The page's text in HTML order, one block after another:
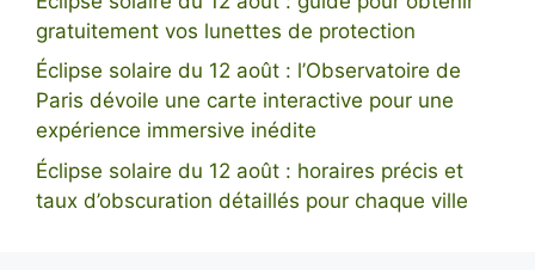
gratuitement vos lunettes de protection
Éclipse solaire du 12 août : l’Observatoire de
Paris dévoile une carte interactive pour une
expérience immersive inédite
Éclipse solaire du 12 août : horaires précis et
taux d’obscuration détaillés pour chaque ville